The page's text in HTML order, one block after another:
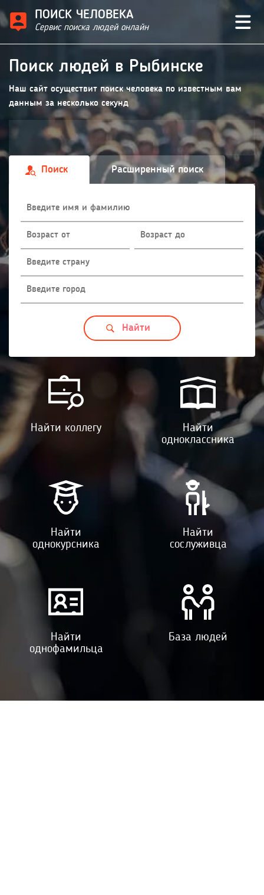
ПОИСК ЧЕЛОВЕКА
Сервис поиска людей онлайн
Поиск людей в Рыбинске
Наш сайт осуществит поиск человека по известным вам
данным за несколько секунд
Поиск Расширенный поиск
Найти коллегу
Найти
одноклассника
Найти
однокурсника
Найти
сослуживца
Найти
однофамильца
База людей